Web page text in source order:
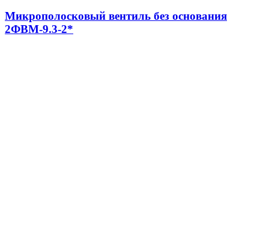
Микрополосковый вентиль без основания
2ФВМ-9.3-2*